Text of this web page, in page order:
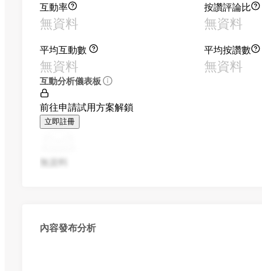
互動率
無資料
按讚評論比
無資料
平均互動數
無資料
平均按讚數
無資料
互動分析儀表板
前往申請試用方案解鎖
立即註冊
無資料
內容發布分析